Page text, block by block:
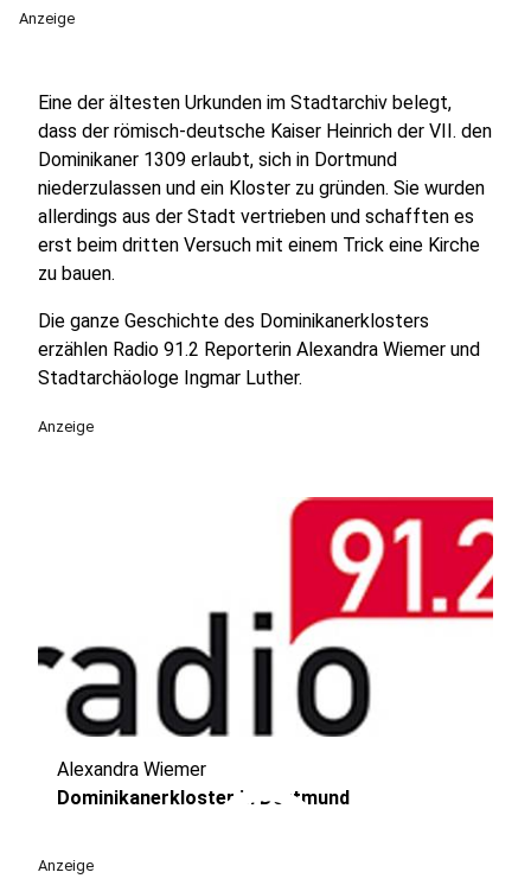
Anzeige
Eine der ältesten Urkunden im Stadtarchiv belegt,
dass der römisch-deutsche Kaiser Heinrich der VII. den
Dominikaner 1309 erlaubt, sich in Dortmund
niederzulassen und ein Kloster zu gründen. Sie wurden
allerdings aus der Stadt vertrieben und schafften es
erst beim dritten Versuch mit einem Trick eine Kirche
zu bauen.
Die ganze Geschichte des Dominikanerklosters
erzählen Radio 91.2 Reporterin Alexandra Wiemer und
Stadtarchäologe Ingmar Luther.
Anzeige
Alexandra Wiemer
Dominikanerkloster in Dortmund
Anzeige